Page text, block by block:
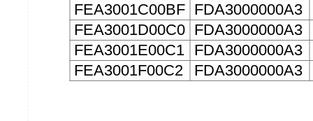
FEA3001C00BF FDA3000000A3
FEA3001D00C0 FDA3000000A3
FEA3001E00C1
FDA3000000A3
FEA3001F00C2
FDA3000000A3